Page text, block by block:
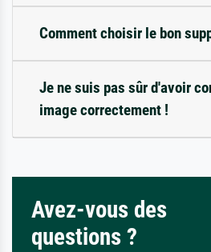
Comment choisir le bon
Je ne suis pas sûr d'avoir
image correctement !
Avez-vous des
questions ?